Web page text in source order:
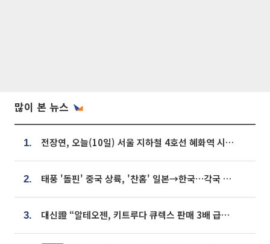
많이 본 뉴스
1. 전장연, 오늘(10일) 서울 지하철 4호선 혜화역 시위…1호선 용산역 무정차
2. 태풍 '돌핀' 중국 상륙, '찬홈' 일본→한국…각국 기상청 예상 경로는?
3. 대신證 “알테오젠, 키트루다 큐렉스 판매 3배 급증…목표가 41만원 상향”